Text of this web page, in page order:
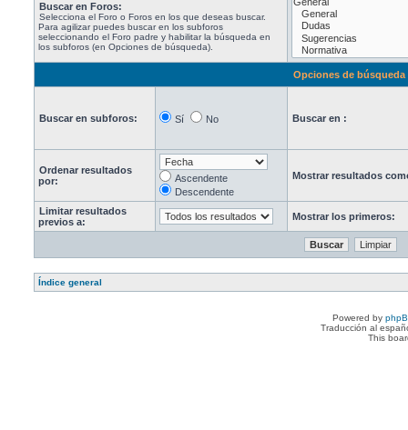
Buscar en Foros:
Selecciona el Foro o Foros en los que deseas buscar.
Para agilizar puedes buscar en los subforos
seleccionando el Foro padre y habilitar la búsqueda en
los subforos (en Opciones de búsqueda).
Opciones de búsqueda
Buscar en subforos: Sí No Buscar en :
Ordenar resultados
por:
Ascendente
Descendente
Mostrar resultados
Limitar resultados
previos a:
Mostrar los primeros:
Índice general
Powered by
Traducción al
This